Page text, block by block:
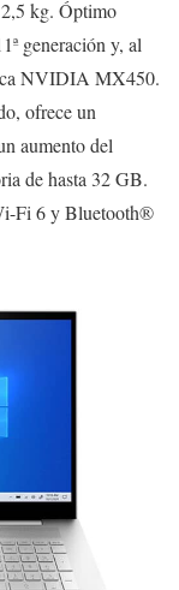
kg. Óptimo
generación y, al
NVIDIA MX450.
ofrece un
aumento del
de hasta 32 GB.
Fi 6 y Bluetooth®